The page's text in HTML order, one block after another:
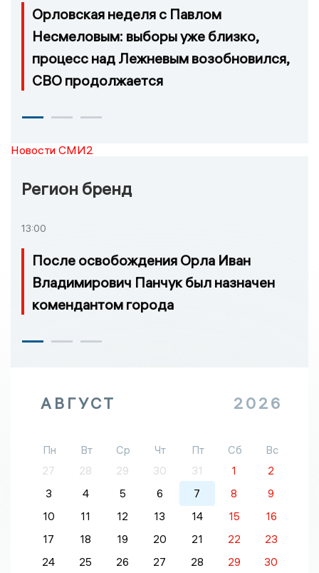
Орловская неделя с Павлом
Несмеловым: выборы уже близко,
процесс над Лежневым возобновился,
СВО продолжается
Новости СМИ2
Регион бренд
13:00
После освобождения Орла Иван
Владимирович Панчук был назначен
комендантом города
АВГУСТ 2026
Пн Вт Ср Чт Пт Сб
Вс
27
28 29 30 31 1
2
3
4 5 6 7 8
9
10
11 12 13 14 15
16
17
18 19 20 21 22
23
24
25 26 27 28 29
30